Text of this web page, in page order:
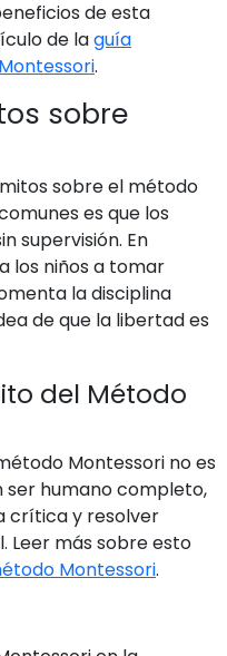
de esta
de laguía
.
sobre
sobre el método
es que los
supervisión. En
los niños a tomar
la disciplina
de que la libertad es
del Método
Montessori no es
ser humano completo,
crítica y resolver
Leer más sobre esto
Montessori.